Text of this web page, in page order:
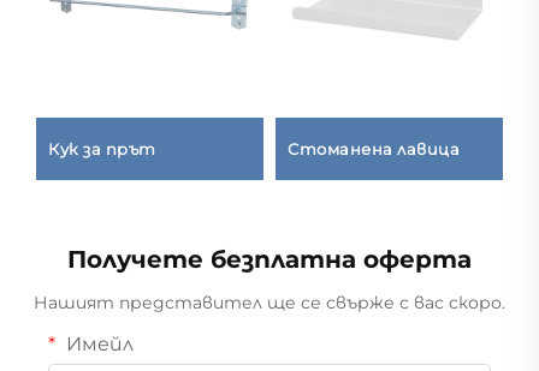
Кук за прът Стоманена лавица
Получете безплатна оферта
Нашият представител ще се свърже с вас скоро.
Имейл